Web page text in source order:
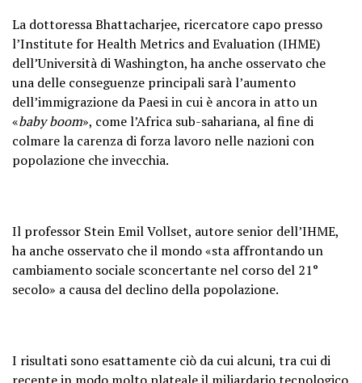
La dottoressa Bhattacharjee, ricercatore capo presso
l’Institute for Health Metrics and Evaluation (IHME)
dell’Università di Washington, ha anche osservato che
una delle conseguenze principali sarà l’aumento
dell’immigrazione da Paesi in cui è ancora in atto un
«baby boom», come l’Africa sub-sahariana, al fine di
colmare la carenza di forza lavoro nelle nazioni con
popolazione che invecchia.
Il professor Stein Emil Vollset, autore senior dell’IHME,
ha anche osservato che il mondo «sta affrontando un
cambiamento sociale sconcertante nel corso del 21°
secolo» a causa del declino della popolazione.
I risultati sono esattamente ciò da cui alcuni, tra cui di